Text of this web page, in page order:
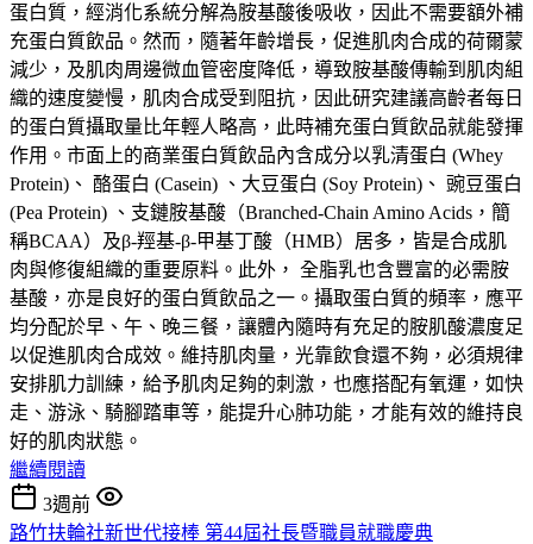
蛋白質，經消化系統分解為胺基酸後吸收，因此不需要額外補
充蛋白質飲品。然而，隨著年齡增長，促進肌肉合成的荷爾蒙
減少，及肌肉周邊微血管密度降低，導致胺基酸傳輸到肌肉組
織的速度變慢，肌肉合成受到阻抗，因此研究建議高齡者每日
的蛋白質攝取量比年輕人略高，此時補充蛋白質飲品就能發揮
作用。市面上的商業蛋白質飲品內含成分以乳清蛋白 (Whey
Protein)、 酪蛋白 (Casein) 、大豆蛋白 (Soy Protein)、 豌豆蛋白
(Pea Protein) 、支鏈胺基酸（Branched-Chain Amino Acids，簡
稱BCAA）及β-羥基-β-甲基丁酸（HMB）居多，皆是合成肌
肉與修復組織的重要原料。此外， 全脂乳也含豐富的必需胺
基酸，亦是良好的蛋白質飲品之一。攝取蛋白質的頻率，應平
均分配於早、午、晚三餐，讓體內隨時有充足的胺肌酸濃度足
以促進肌肉合成效。維持肌肉量，光靠飲食還不夠，必須規律
安排肌力訓練，給予肌肉足夠的刺激，也應搭配有氧運，如快
走、游泳、騎腳踏車等，能提升心肺功能，才能有效的維持良
好的肌肉狀態。
繼續閱讀
3週前
路竹扶輪社新世代接棒 第44屆社長暨職員就職慶典